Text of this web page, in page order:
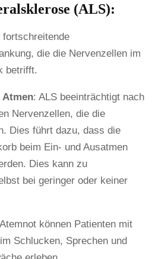
(ALS):
fortschreitende
die die Nervenzellen im
betrifft.
Atmen: ALS beeinträchtigt nach
Nervenzellen, die die
Dies führt dazu, dass die
beim Ein- und Ausatmen
Dies kann zu
bei geringer oder keiner
können Patienten mit
Schlucken, Sprechen und